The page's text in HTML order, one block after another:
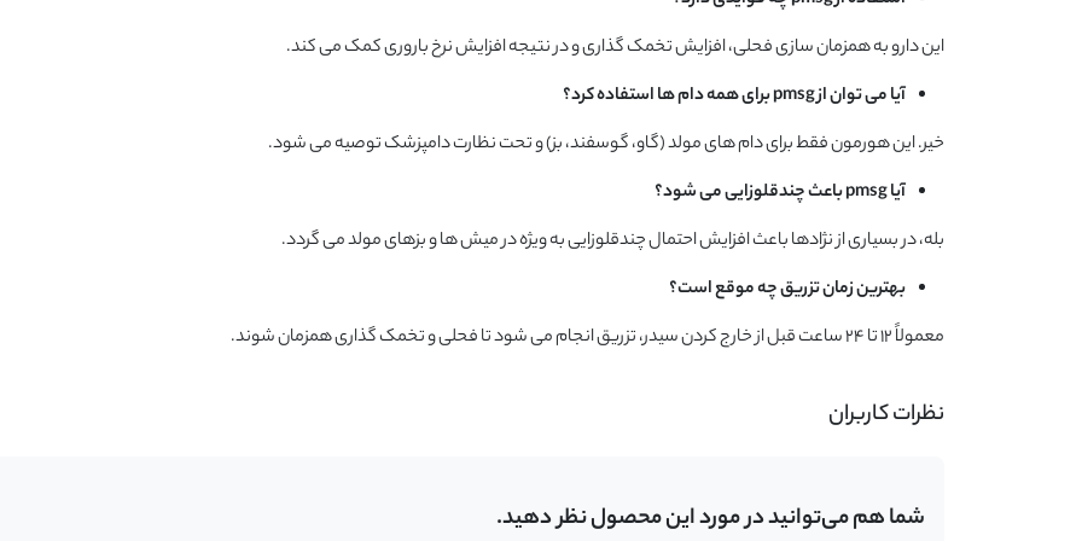
این دارو به همزمان سازی فحلی، افزایش تخمک گذاری و در نتیجه افزایش نرخ باروری کمک می کند.
آیا می توان ازpmsgبرای همه دام ها استفاده کرد؟
خیر. این هورمون فقط برای دام های مولد (گاو، گوسفند، بز) و تحت نظارت دامپزشک توصیه می شود.
آیاpmsgباعث چندقلوزایی می شود؟
بله، در بسیاری از نژادها باعث افزایش احتمال چندقلوزایی به ویژه در میش ها و بزهای مولد می گردد.
بهترین زمان تزریق چه موقع است؟
معمولاً ۱۲ تا ۲۴ ساعت قبل از خارج کردن سیدر، تزریق انجام می شود تا فحلی و تخمک گذاری همزمان شوند.
نظرات کاربران
شما هم می‌توانید در مورد این محصول نظر دهید.